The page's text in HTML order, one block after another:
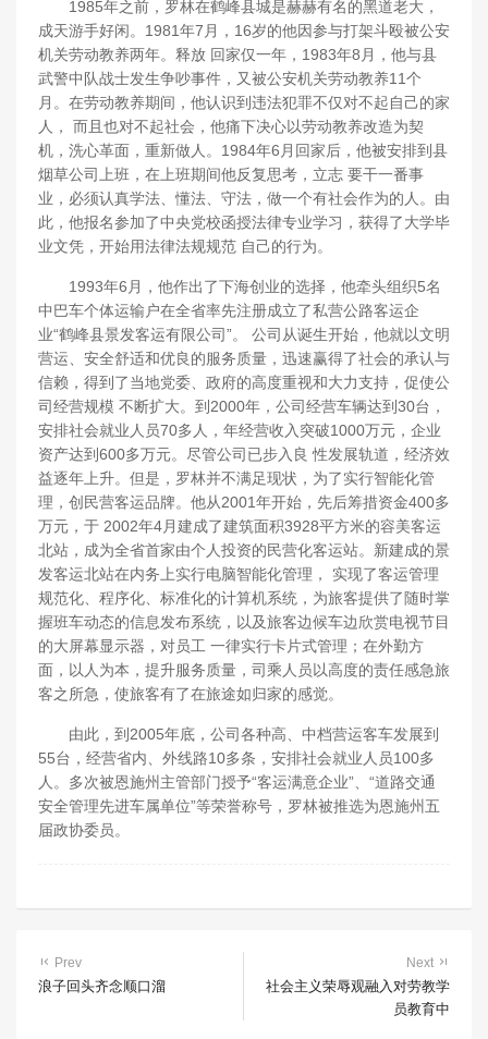
1985年之前，罗林在鹤峰县城是赫赫有名的黑道老大，
成天游手好闲。1981年7月，16岁的他因参与打架斗殴被公安
机关劳动教养两年。释放 回家仅一年，1983年8月，他与县
武警中队战士发生争吵事件，又被公安机关劳动教养11个
月。在劳动教养期间，他认识到违法犯罪不仅对不起自己的家
人， 而且也对不起社会，他痛下决心以劳动教养改造为契
机，洗心革面，重新做人。1984年6月回家后，他被安排到县
烟草公司上班，在上班期间他反复思考，立志 要干一番事
业，必须认真学法、懂法、守法，做一个有社会作为的人。由
此，他报名参加了中央党校函授法律专业学习，获得了大学毕
业文凭，开始用法律法规规范 自己的行为。
1993年6月，他作出了下海创业的选择，他牵头组织5名
中巴车个体运输户在全省率先注册成立了私营公路客运企
业“鹤峰县景发客运有限公司”。 公司从诞生开始，他就以文明
营运、安全舒适和优良的服务质量，迅速赢得了社会的承认与
信赖，得到了当地党委、政府的高度重视和大力支持，促使公
司经营规模 不断扩大。到2000年，公司经营车辆达到30台，
安排社会就业人员70多人，年经营收入突破1000万元，企业
资产达到600多万元。尽管公司已步入良 性发展轨道，经济效
益逐年上升。但是，罗林并不满足现状，为了实行智能化管
理，创民营客运品牌。他从2001年开始，先后筹措资金400多
万元，于 2002年4月建成了建筑面积3928平方米的容美客运
北站，成为全省首家由个人投资的民营化客运站。新建成的景
发客运北站在内务上实行电脑智能化管理， 实现了客运管理
规范化、程序化、标准化的计算机系统，为旅客提供了随时掌
握班车动态的信息发布系统，以及旅客边候车边欣赏电视节目
的大屏幕显示器，对员工 一律实行卡片式管理；在外勤方
面，以人为本，提升服务质量，司乘人员以高度的责任感急旅
客之所急，使旅客有了在旅途如归家的感觉。
由此，到2005年底，公司各种高、中档营运客车发展到
55台，经营省内、外线路10多条，安排社会就业人员100多
人。多次被恩施州主管部门授予“客运满意企业”、“道路交通
安全管理先进车属单位”等荣誉称号，罗林被推选为恩施州五
届政协委员。
Prev
浪子回头齐念顺口溜
Next
社会主义荣辱观融入对劳教学
员教育中